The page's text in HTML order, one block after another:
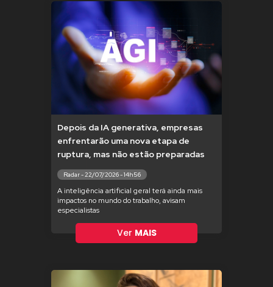
Depois da IA generativa, empresas
enfrentarão uma nova etapa de
ruptura, mas não estão preparadas
Radar - 22/07/2026 - 14h56
A inteligência artificial geral terá ainda mais
impactos no mundo do trabalho, avisam
especialistas
Ver MAIS